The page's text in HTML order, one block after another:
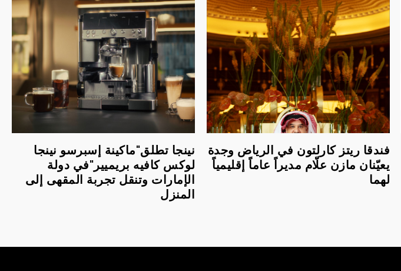
فندقا ريتز كارلتون في الرياض وجدة
يعيّنان مازن علّام مديراً عاماً إقليمياً
لهما
نينجا تطلق"ماكينة إسبرسو نينجا
لوكس كافيه بريميير"في دولة
الإمارات وتنقل تجربة المقهى إلى
المنزل